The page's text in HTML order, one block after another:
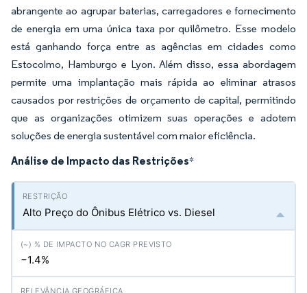
abrangente ao agrupar baterias, carregadores e fornecimento
de energia em uma única taxa por quilômetro. Esse modelo
está ganhando força entre as agências em cidades como
Estocolmo, Hamburgo e Lyon. Além disso, essa abordagem
permite uma implantação mais rápida ao eliminar atrasos
causados por restrições de orçamento de capital, permitindo
que as organizações otimizem suas operações e adotem
soluções de energia sustentável com maior eficiência.
Análise de Impacto das Restrições*
Alto Preço do Ônibus Elétrico vs. Diesel
−1.4%